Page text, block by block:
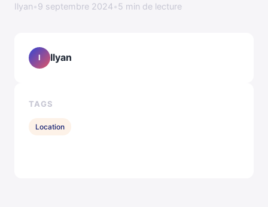
Ilyan•9 septembre 2024•5 min de lecture
I Ilyan
TAGS
Location